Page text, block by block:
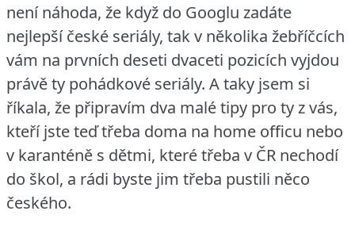
není náhoda, že když do Googlu zadáte
nejlepší české seriály, tak v několika žebříčcích
vám na prvních deseti dvaceti pozicích vyjdou
právě ty pohádkové seriály. A taky jsem si
říkala, že připravím dva malé tipy pro ty z vás,
kteří jste teď třeba doma na home officu nebo
v karanténě s dětmi, které třeba v ČR nechodí
do škol, a rádi byste jim třeba pustili něco
českého.